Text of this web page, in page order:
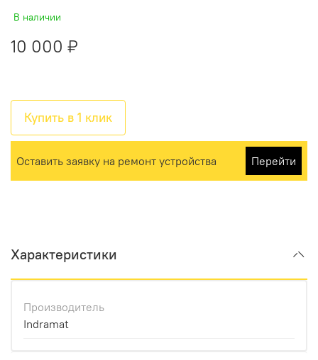
В наличии
10 000 ₽
Купить в 1 клик
Оставить заявку на ремонт устройства Перейти
Характеристики
Производитель
Indramat